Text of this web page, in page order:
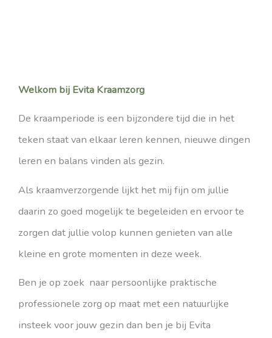
Welkom bij Evita Kraamzorg
De kraamperiode is een bijzondere tijd die in het
teken staat van elkaar leren kennen, nieuwe dingen
leren en balans vinden als gezin.
Als kraamverzorgende lijkt het mij fijn om jullie
daarin zo goed mogelijk te begeleiden en ervoor te
zorgen dat jullie volop kunnen genieten van alle
kleine en grote momenten in deze week.
Ben je op zoek naar persoonlijke praktische
professionele zorg op maat met een natuurlijke
insteek voor jouw gezin dan ben je bij Evita